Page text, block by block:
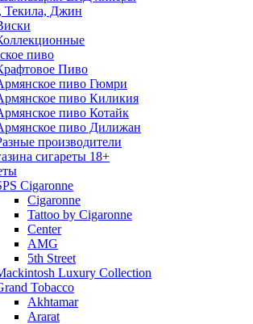
Текила, Джин
пиво
Пиво
пиво Гюмри
пиво Киликия
пиво Котайк
пиво Дилижан
производители
сигареты 18+
Cigaronne
Сigaronne
Tattoo by Cigaronne
Center
AMG
5th Street
Luxury Collection
Tobacco
Akhtamar
Ararat